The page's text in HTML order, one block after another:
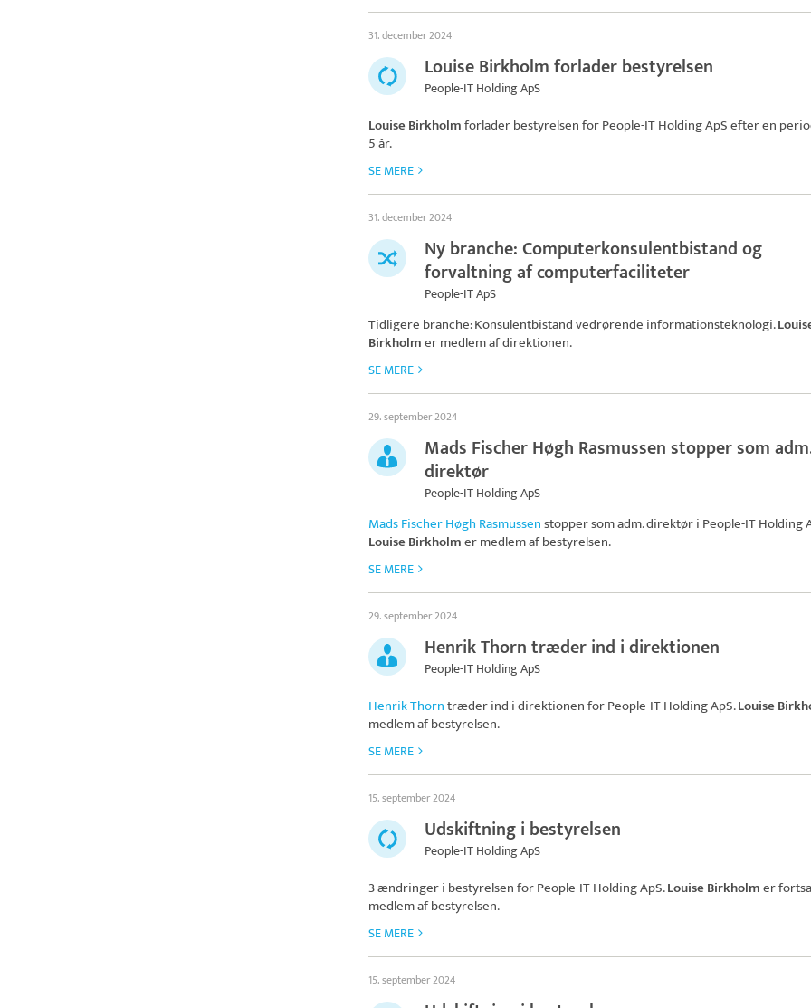
31. december 2024
Louise Birkholm forlader bestyrelsen
People-IT Holding ApS
Louise Birkholmforlader bestyrelsen forPeople-IT Holding ApSefter en
5 år.
SE MERE
31. december 2024
Ny branche: Computerkonsulentbistand og
forvaltning af computerfaciliteter
People-IT ApS
Tidligere branche: Konsulentbistand vedrørende informationsteknologi.
Birkholmer medlem af direktionen.
SE MERE
29. september 2024
Mads Fischer Høgh Rasmussen stopper som
direktør
People-IT Holding ApS
Mads Fischer Høgh Rasmussenstopper som adm. direktør i People-IT Holding
Louise Birkholmer medlem af bestyrelsen.
SE MERE
29. september 2024
Henrik Thorn træder ind i direktionen
People-IT Holding ApS
Henrik Thorntræder ind i direktionen forPeople-IT Holding ApS.Louise
medlem af bestyrelsen.
SE MERE
15. september 2024
Udskiftning i bestyrelsen
People-IT Holding ApS
3 ændringer i bestyrelsen forPeople-IT Holding ApS.Louise Birkholmer
medlem af bestyrelsen.
SE MERE
15. september 2024